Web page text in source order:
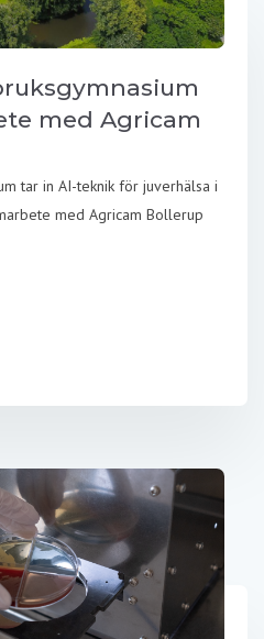
med Agricam
tar in AI-teknik för juverhälsa i
med Agricam Bollerup